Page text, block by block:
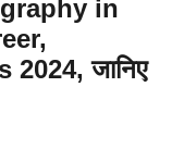
in
जानिए